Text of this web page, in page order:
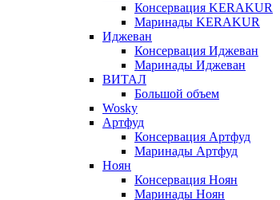
Консервация KERAKUR
Маринады KERAKUR
Иджеван
Консервация Иджеван
Маринады Иджеван
ВИТАЛ
Большой объем
Wosky
Артфуд
Консервация Артфуд
Маринады Артфуд
Ноян
Консервация Ноян
Маринады Ноян